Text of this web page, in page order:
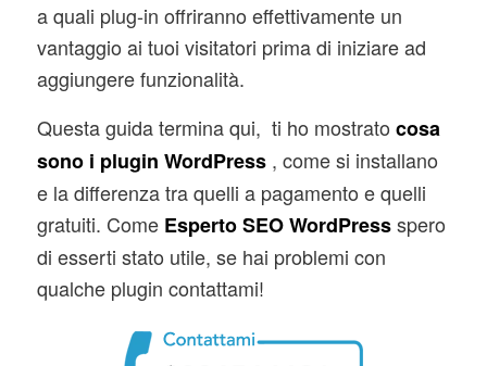
a quali plug-in offriranno effettivamente un
vantaggio ai tuoi visitatori prima di iniziare ad
aggiungere funzionalità.
Questa guida termina qui, ti ho mostrato cosa
sono i plugin WordPress, come si installano
e la differenza tra quelli a pagamento e quelli
gratuiti. Come Esperto SEO WordPressspero
di esserti stato utile, se hai problemi con
qualche plugin contattami!